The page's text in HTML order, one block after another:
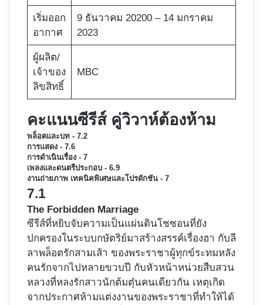
เริ่มออก
อากาศ
9 ธันวาคม 20200 – 14 มกราคม
2023
ผู้ผลิต/
เจ้าของ
ลิขสิทธิ์
MBC
คะแนนซีรีส์ คู่วิวาห์ต้องห้าม
พล็อตและบท - 7.2
การแสดง - 7.6
การดำเนินเรื่อง - 7
เพลงและดนตรีประกอบ - 6.9
งานถ่ายภาพ เทคนิคพิเศษและโปรดักชัน - 7
7.1
The Forbidden Marriage
ซีรีส์ที่หยิบจับความเป็นแผ่นดินโชซอนที่ยัง
ปกครองในระบบกษัตริย์มาสร้างสรรค์เรื่องฮา กับลี
ลาพล็อตรักสามเส้า ของพระราชาผู้ทุกข์ระทมหลัง
คนรักจากไปหลายขวบปี กับหัวหน้าหน่วยสืบสวน
หลวงที่หลงรักสาวนักต้มตุ๋นคนเดียวกัน เหตุเกิด
จากประกาศห้ามแต่งงานของพระราชาที่ทำให้ได้